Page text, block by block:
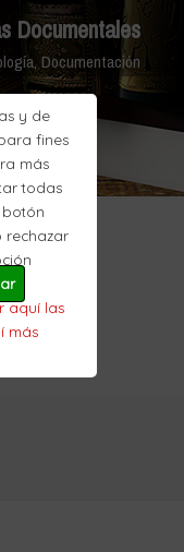
y de
fines
más
todas
botón
rechazar
aquí las
más
Documentales
Documentación